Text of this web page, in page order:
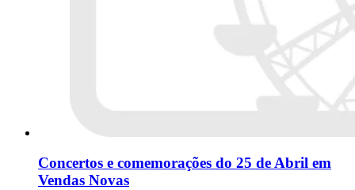
Concertos e comemorações do 25 de Abril em
Vendas Novas